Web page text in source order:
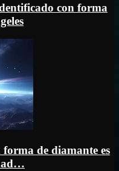
con forma
de diamante es